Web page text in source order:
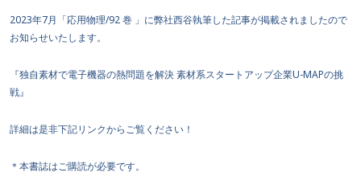
2023年7月「応用物理/92 巻 」に弊社西谷執筆した記事が掲載されましたので
お知らせいたします。
『独自素材で電子機器の熱問題を解決 素材系スタートアップ企業U-MAPの挑
戦』
詳細は是非下記リンクからご覧ください！
＊本書誌はご購読が必要です。